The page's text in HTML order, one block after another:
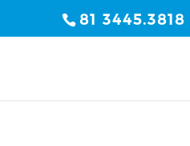
81